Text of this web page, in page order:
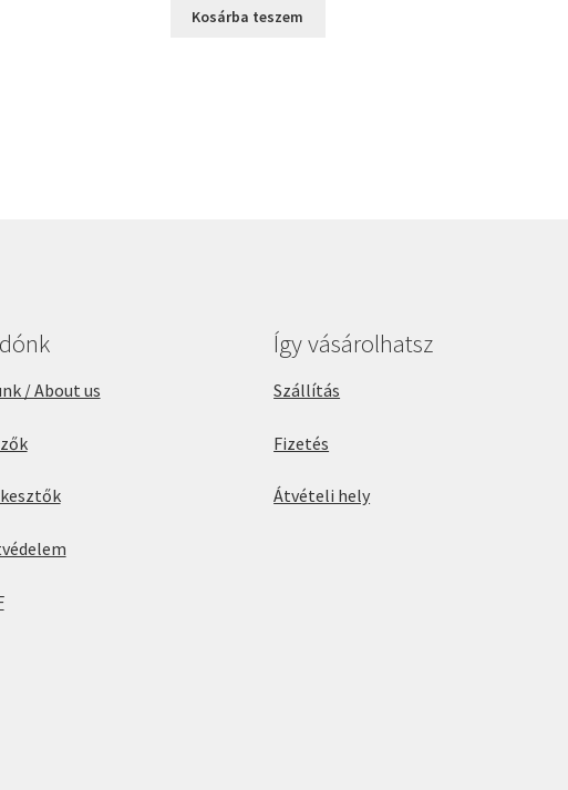
was:
is:
Kosárba teszem
/ About us
Így vásárolhatsz
Szállítás
Fizetés
Átvételi hely